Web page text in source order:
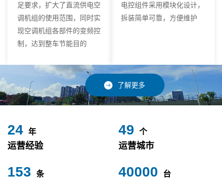
足要求，扩大了直流供电空
调机组的使用范围，同时实
现空调机组各部件的变频控
制，达到整车节能目的
电控组件采用模块化设计，
拆装简单可靠，方便维护
了解更多
24 年
运营经验
49 个
运营城市
153 条 40000 台